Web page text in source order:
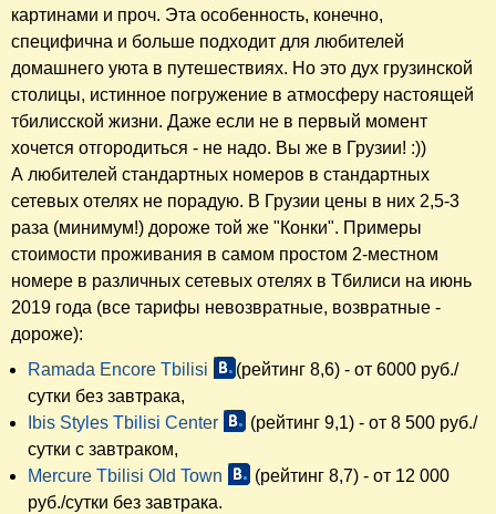
картинами и проч. Эта особенность, конечно,
специфична и больше подходит для любителей
домашнего уюта в путешествиях. Но это дух грузинской
столицы, истинное погружение в атмосферу настоящей
тбилисской жизни. Даже если не в первый момент
хочется отгородиться - не надо. Вы же в Грузии! :))
А любителей стандартных номеров в стандартных
сетевых отелях не порадую. В Грузии цены в них 2,5-3
раза (минимум!) дороже той же "Конки". Примеры
стоимости проживания в самом простом 2-местном
номере в различных сетевых отелях в Тбилиси на июнь
2019 года (все тарифы невозвратные, возвратные -
дороже):
Ramada Encore Tbilisi
(рейтинг 8,6) - от 6000 руб./
сутки без завтрака,
Ibis Styles Tbilisi Center
(рейтинг 9,1) - от 8 500 руб./
сутки с завтраком,
Mercure Tbilisi Old Town
(рейтинг 8,7) - от 12 000
руб./сутки без завтрака.